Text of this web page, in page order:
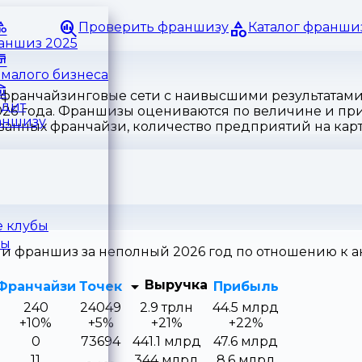
Проверить франшизу Каталог
2025
бизнеса
клубы
сети с наивысшими результатами
года. Франшизы оцениваются по величине и
франчайзи, количество предприятий на
франшиз за неполный 2026 год по отношению к
Точек Выручка Прибыль
240
+10%
24049
+5%
2.9 трлн
+21%
44.5 млрд
+22%
0
73694 441.1 млрд
47.6 млрд